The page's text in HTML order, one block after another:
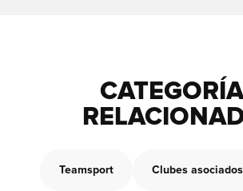
Teamsport Clubes